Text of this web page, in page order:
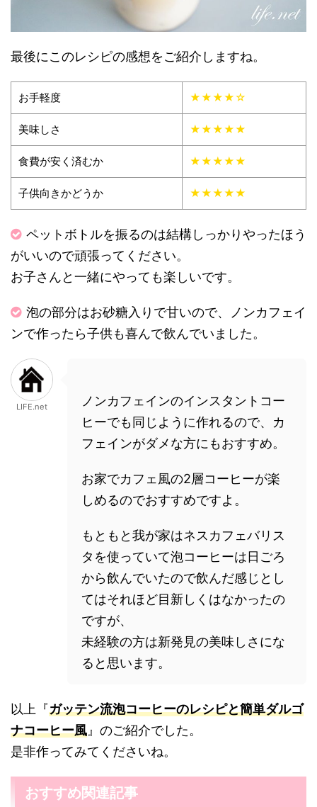
最後にこのレシピの感想をご紹介しますね。
お手軽度 ★★★★☆
美味しさ ★★★★★
食費が安く済むか ★★★★★
子供向きかどうか ★★★★★
ペットボトルを振るのは結構しっかりやったほう
がいいので頑張ってください。
お子さんと一緒にやっても楽しいです。
泡の部分はお砂糖入りで甘いので、ノンカフェイ
ンで作ったら子供も喜んで飲んでいました。
LIFE.net
ノンカフェインのインスタントコー
ヒーでも同じように作れるので、カ
フェインがダメな方にもおすすめ。
お家でカフェ風の2層コーヒーが楽
しめるのでおすすめですよ。
もともと我が家はネスカフェバリス
タを使っていて泡コーヒーは日ごろ
から飲んでいたので飲んだ感じとし
てはそれほど目新しくはなかったの
ですが、
未経験の方は新発見の美味しさにな
ると思います。
以上『ガッテン流泡コーヒーのレシピと簡単ダルゴ
ナコーヒー風』のご紹介でした。
是非作ってみてくださいね。
おすすめ関連記事